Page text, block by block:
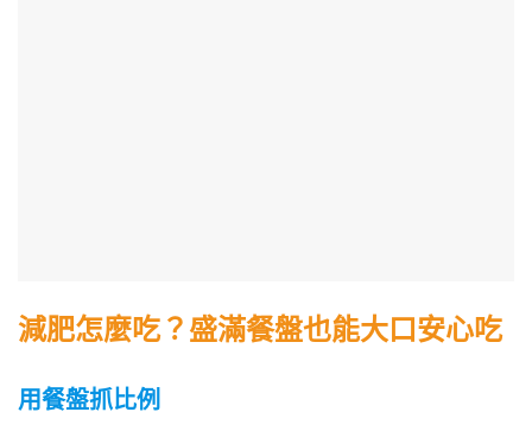
減肥怎麼吃？盛滿餐盤也能大口安心吃
用餐盤抓比例